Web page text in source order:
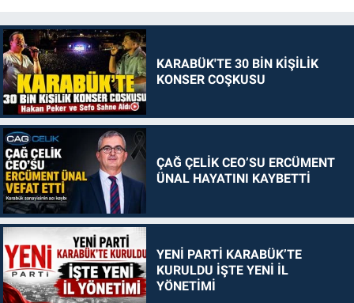
KARABÜK'TE 30 BİN KİŞİLİK
KONSER COŞKUSU
ÇAĞ ÇELİK CEO’SU ERCÜMENT
ÜNAL HAYATINI KAYBETTİ
YENİ PARTİ KARABÜK’TE
KURULDU İŞTE YENİ İL
YÖNETİMİ